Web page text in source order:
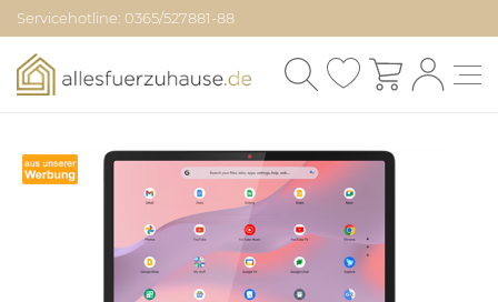
Servicehotline: 0365/527881-88